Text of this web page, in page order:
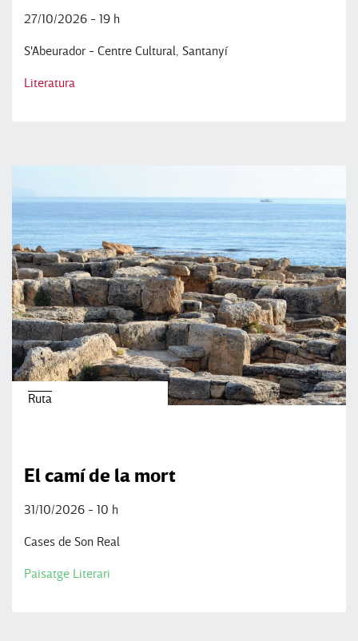
27/10/2026 - 19 h
S'Abeurador - Centre Cultural, Santanyí
Literatura
Ruta
El camí de la mort
31/10/2026 - 10 h
Cases de Son Real
Paisatge Literari